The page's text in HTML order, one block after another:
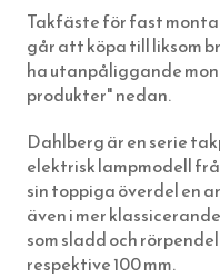
TRÄDGÅRDSREDSKAP
KAFFEBRYGGARE MED
FÖR SKRIVBORDET
LÄDERVÅRD
PRAKTISKA TING I
DRICKSGLAS, VINGLAS
BÅRDER
BLANK TRÅDSPIK
KOPPARSPIK KVADRAT
DEKORSPIK
ÖVRIGA SPIKAR
NUBB
STÅLSKRUV
MÄSSINGSSKRUV
TJÄRDREV
EGNA SKYLTAR I EMALJ
SIFFROR OCH
VITA MED SVART TEXT
BLÅA MED VIT TEXT
GJUTNA SKYLTAR
SKYLTAR MED
YXOR & BILOR
SPEEDHEATER
FÄRGSKRAPOR MED
SPECIALVERKTYG
BRYNEN
ÖVRIGT
WEBBUTIK
ÖPPETTIDER
VÄGBESKRIVNING
KONTAKTA OSS
SÅ HÄR HANDLAR DU
OM OSS
Takfäste för fast
går att köpa till liksom
ha utanpåliggande
produkter" nedan.
Dahlberg är en serie
elektrisk lampmodell
sin toppiga överdel en
även i mer
som sladd och
respektive 100 mm.